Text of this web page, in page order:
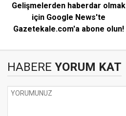
Gelişmelerden haberdar olmak
için Google News'te
Gazetekale.com'a abone olun!
HABERE YORUM KAT